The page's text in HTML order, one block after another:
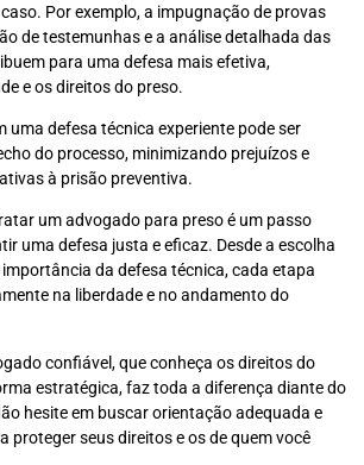
Por exemplo, a impugnação de provas
de testemunhas e a análise detalhada das
para uma defesa mais efetiva,
e os direitos do preso.
uma defesa técnica experiente pode ser
do processo, minimizando prejuízos e
à prisão preventiva.
um advogado para preso é um passo
uma defesa justa e eficaz. Desde a escolha
da defesa técnica, cada etapa
na liberdade e no andamento do
confiável, que conheça os direitos do
estratégica, faz toda a diferença diante do
hesite em buscar orientação adequada e
proteger seus direitos e os de quem você